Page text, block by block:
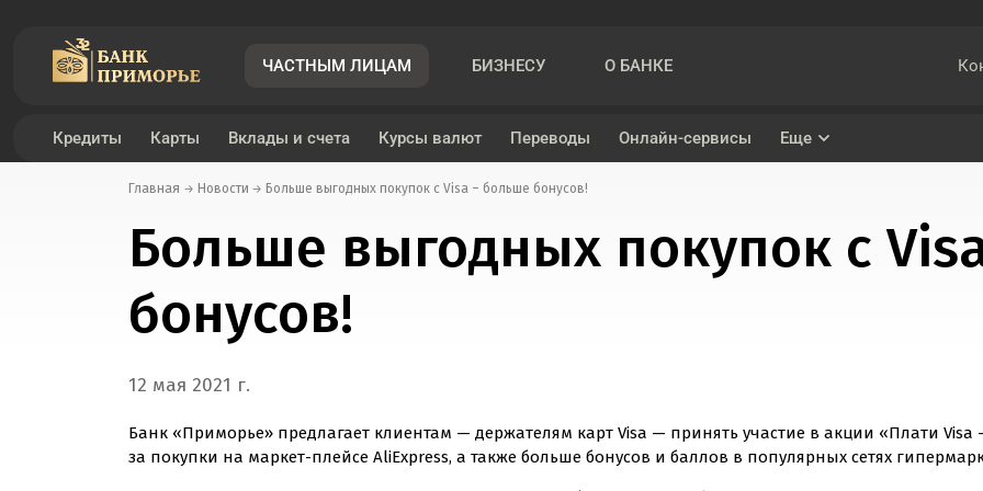
ЧАСТНЫМ ЛИЦАМ БИЗНЕСУ О БАНКЕ
Кредиты Карты Вклады и счета Курсы валют Переводы Онлайн-сервисы Еще
Рефинансирование под залог транспортного средства
Кредит под залог недвижимости
Рефинансирование под залог недвижимости
Рефинансирование
Платежный стикер
Кредитные карты
Вклад «Подарок+»
Вклад «Подарок - новые деньги»
Вклад «Подарок онлайн»
Вклад «Подарок»
Конвертер валют
Правила приема поврежденных купюр
Денежные переводы за рубеж
Список стран и территорий с возможными ограничениями при проведении трансграничных переводов
Интернет-банк «Примбанк онлайн»
Биометрическая Идентификация
Банковские услуги
Главная Новости Больше выгодных покупок с Visa – больше бонусов!
Больше выгодных покупок с
бонусов!
12 мая 2021 г.
Банк «Приморье» предлагает клиентам — держателям карт Visa — принять участие в акции «Плати
за покупки на маркет-плейсе AliExpress, а также больше бонусов и баллов в популярных сетях